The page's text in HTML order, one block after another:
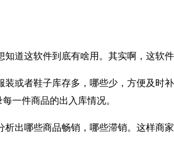
道这软件到底有啥用。其实啊，这软件
或者鞋子库存多，哪些少，方便及时
一件商品的出入库情况。
出哪些商品畅销，哪些滞销。这样商